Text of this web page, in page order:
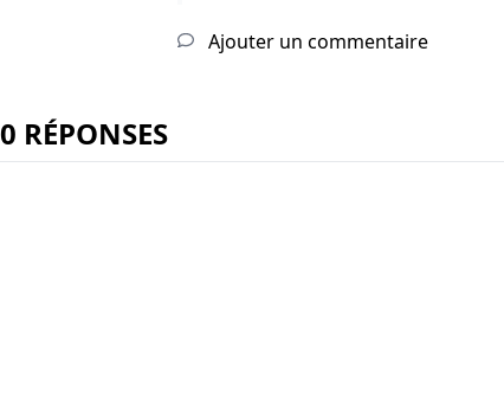
Ajouter un commentaire
0 RÉPONSES